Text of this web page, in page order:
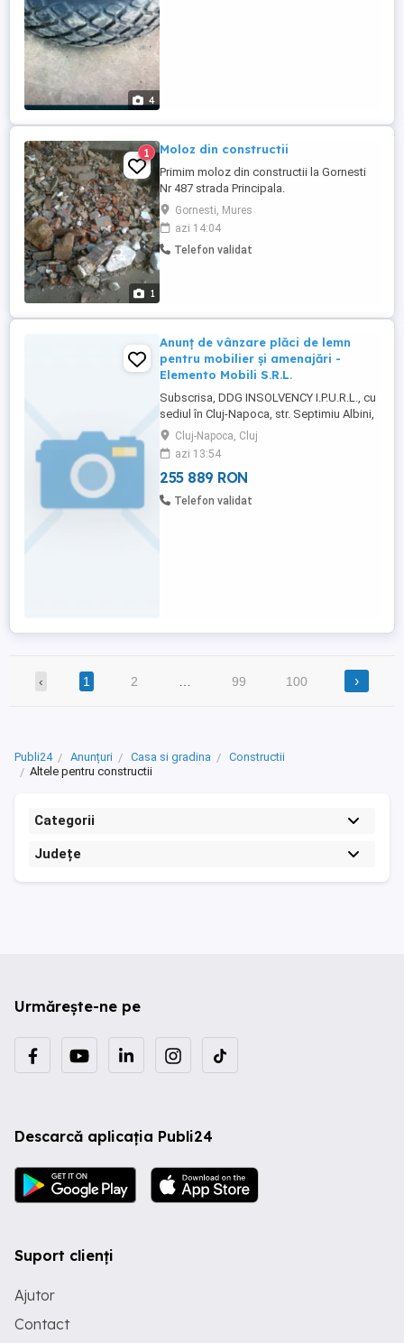
4
1
1 Moloz din constructii
Primim moloz din constructii la Gornesti
Nr 487 strada Principala.
Gornesti, Mures
azi 14:04
Telefon validat
Anunț de vânzare plăci de lemn
pentru mobilier și amenajări -
Elemento Mobili S.R.L.
Subscrisa, DDG INSOLVENCY I.P.U.R.L., cu
sediul în Cluj-Napoca, str. Septimiu Albini,
nr. 115, jud. Cluj, CIF RO27987796, nr.
matricol: 2A0522, prin practician în
insolvență Godorogea Daniel-Lucian în
calitate de lichidator judiciar al societății
ELEMENTO MOBILI S.R.L. - în faliment, in
Cluj-Napoca, Cluj
azi 13:54
255 889 RON
Telefon validat
‹ 1 2 99 100 ›
Publi24 Anunțuri Casa si gradina
Constructii
Altele pentru constructii
Categorii
Județe
Urmărește-ne pe
Descarcă aplicația Publi24
Suport clienți
Ajutor
Contact